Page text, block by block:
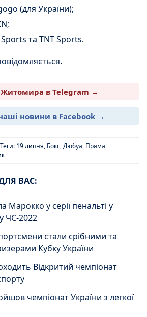
(для України);
та TNT Sports.
в Telegram →
новини в Facebook →
19 липня, Бокс,Дюбуа, Пряма
ВАС:
Марокко у серії пенальті у
ЧС-2022
стали срібними та
Кубку України
Відкритий чемпіонат
чемпіонат України з легкої